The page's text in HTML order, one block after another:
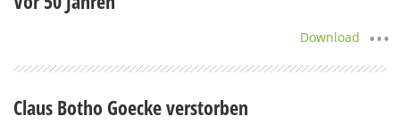
Download
Claus Botho Goecke verstorben